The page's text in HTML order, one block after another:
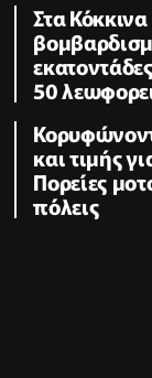
Στα
50
και τιμής
Πορείες
πόλεις